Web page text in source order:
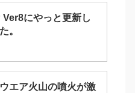
Ver8にやっと更新し
。
エア火山の噴火が激